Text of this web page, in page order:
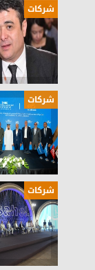
شركات
شركات
شركات